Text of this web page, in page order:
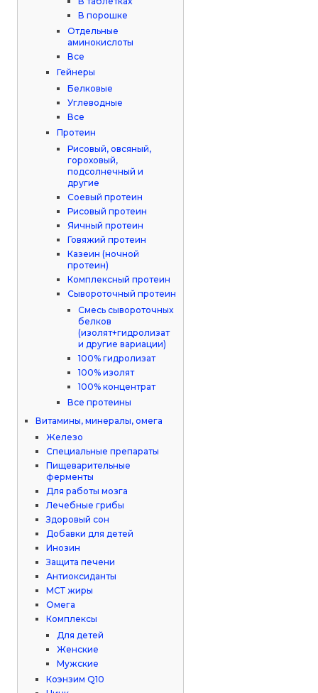
В порошке
Отдельные
аминокислоты
Все
Гейнеры
Белковые
Углеводные
Все
Протеин
Рисовый, овсяный,
гороховый,
подсолнечный и
другие
Соевый протеин
Рисовый протеин
Яичный протеин
Говяжий протеин
Казеин (ночной
протеин)
Комплексный протеин
Сывороточный протеин
Смесь сывороточных
белков
(изолят+гидролизат
и другие вариации)
100% гидролизат
100% изолят
100% концентрат
Все протеины
Витамины, минералы, омега
Железо
Специальные препараты
Пищеварительные
ферменты
Для работы мозга
Лечебные грибы
Здоровый сон
Добавки для детей
Инозин
Защита печени
Антиоксиданты
МСТ жиры
Омега
Комплексы
Для детей
Женские
Мужские
Коэнзим Q10